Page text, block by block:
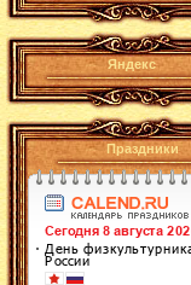
Яндекс
Праздники